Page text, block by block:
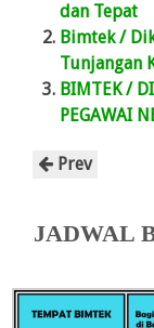
dan Tepat
Bimtek /
Tunjangan
BIMTEK /
PEGAWAI
Prev
JADWAL